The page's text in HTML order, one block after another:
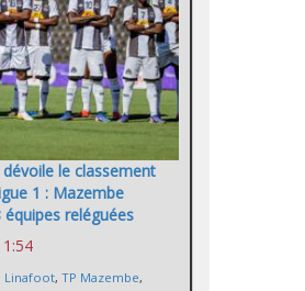
le classement
1 : Mazembe
reléguées
Linafoot, TP Mazembe,